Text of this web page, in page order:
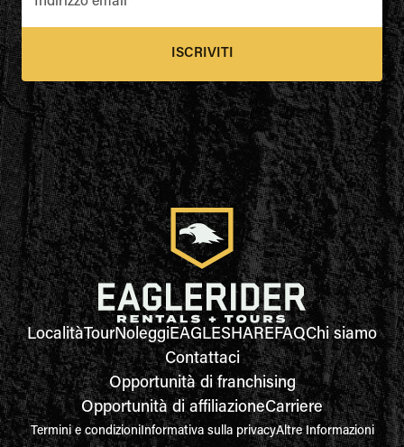
ISCRIVITI
LocalitàTourNoleggiEAGLESHAREFAQChi siamo
Contattaci
Opportunità di franchising
Opportunità di affiliazioneCarriere
Termini e condizioniInformativa sulla privacyAltre Informazioni